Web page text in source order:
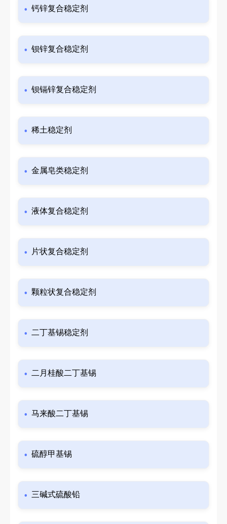
钙锌复合稳定剂
钡锌复合稳定剂
钡镉锌复合稳定剂
稀土稳定剂
金属皂类稳定剂
液体复合稳定剂
片状复合稳定剂
颗粒状复合稳定剂
二丁基锡稳定剂
二月桂酸二丁基锡
马来酸二丁基锡
硫醇甲基锡
三碱式硫酸铅